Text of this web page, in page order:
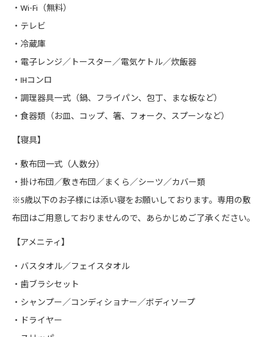
・Wi-Fi（無料）
・テレビ
・冷蔵庫
・電子レンジ／トースター／電気ケトル／炊飯器
・IHコンロ
・調理器具一式（鍋、フライパン、包丁、まな板など）
・食器類（お皿、コップ、箸、フォーク、スプーンなど）
【寝具】
・敷布団一式（人数分）
・掛け布団／敷き布団／まくら／シーツ／カバー類
※5歳以下のお子様には添い寝をお願いしております。専用の敷
布団はご用意しておりませんので、あらかじめご了承ください。
【アメニティ】
・バスタオル／フェイスタオル
・歯ブラシセット
・シャンプー／コンディショナー／ボディソープ
・ドライヤー